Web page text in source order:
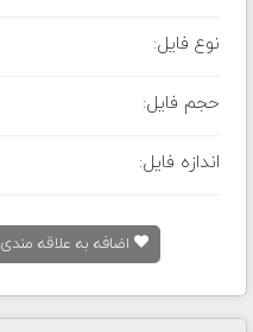
نوع فایل:
حجم فایل:
اندازه فایل:
اضافه به علاقه مندی